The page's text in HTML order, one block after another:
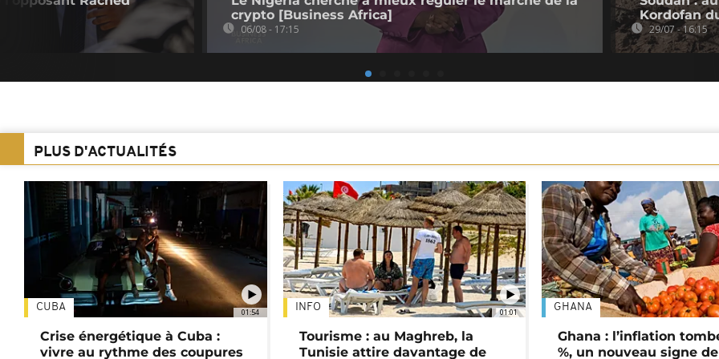
crypto [Business Africa]
06/08 - 17:15
Kordofan
29/07 - 16:15
PLUS D'ACTUALITÉS
01:54
CUBA
Crise énergétique à Cuba :
vivre au rythme des coupures
01:01
INFO
Tourisme : au Maghreb, la
Tunisie attire davantage de
GHANA
Ghana : l’inflation
%, un nouveau signe de